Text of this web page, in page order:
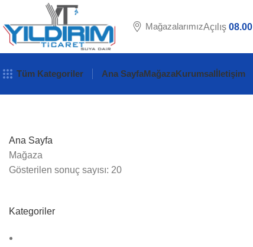
MağazalarımızAçılış 08.00
Tüm Kategoriler Ana SayfaMağazaKurumsalİletişim
Ana Sayfa
Mağaza
Gösterilen sonuç sayısı: 20
Kategoriler